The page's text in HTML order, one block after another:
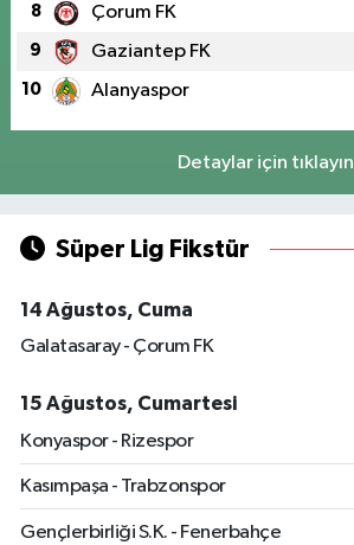
8 Çorum FK
9 Gaziantep FK
10 Alanyaspor
Detaylar için tıklayın
Süper Lig Fikstür
14 Ağustos, Cuma
Galatasaray - Çorum FK
15 Ağustos, Cumartesi
Konyaspor - Rizespor
Kasımpaşa - Trabzonspor
Gençlerbirliği S.K. - Fenerbahçe